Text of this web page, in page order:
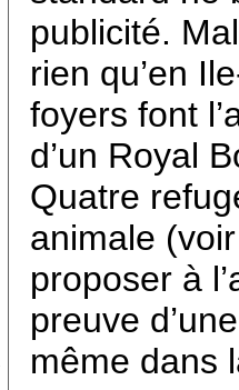
publicité.
rien qu’en
foyers font
d’un Royal
Quatre
animale (voir
proposer à
preuve
même dans